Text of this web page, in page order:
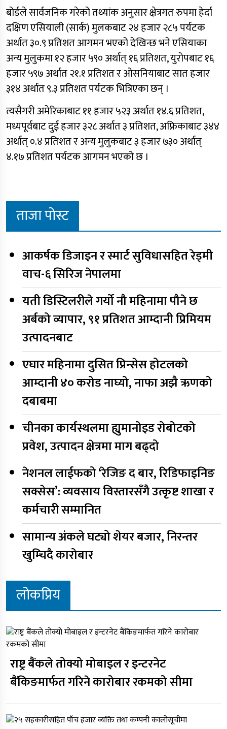
बोर्डले सार्वजनिक गरेको तथ्यांक अनुसार क्षेत्रगत रुपमा हेर्दा
दक्षिण एसियाली (सार्क) मुलकबाट २४ हजार २८५ पर्यटक
अर्थात ३०.९ प्रतिशत आगमन भएको देखिन्छ भने एसियाका
अन्य मुलुकमा १२ हजार ५९० अर्थात् १६ प्रतिशत, युरोपबाट १६
हजार ५९७ अर्थात २१.१ प्रतिशत र ओसनियाबाट सात हजार
३१४ अर्थात ९.३ प्रतिशत पर्यटक भित्रिएका छन् ।
त्यसैगरी अमेरिकाबाट ११ हजार ५२३ अर्थात १४.६ प्रतिशत,
मध्यपूर्वबाट दुई हजार ३२८ अर्थात ३ प्रतिशत, अफ्रिकाबाट ३४४
अर्थात् ०.४ प्रतिशत र अन्य मुलुकबाट ३ हजार ७३० अर्थात्
४.१७ प्रतिशत पर्यटक आगमन भएको छ ।
ताजा पोस्ट
आकर्षक डिजाइन र स्मार्ट सुविधासहित रेड्मी
वाच-६ सिरिज नेपालमा
यती डिस्टिलरीले गर्यो नौ महिनामा पौने छ
अर्बको व्यापार, ९१ प्रतिशत आम्दानी प्रिमियम
उत्पादनबाट
एघार महिनामा दुसित प्रिन्सेस होटलको
आम्दानी ४० करोड नाघ्यो, नाफा अझै ऋणको
दबाबमा
चीनका कार्यस्थलमा ह्युमानोइड रोबोटको
प्रवेश, उत्पादन क्षेत्रमा माग बढ्दो
नेशनल लाईफको ‘रेजिङ द बार, रिडिफाइनिङ
सक्सेस’: व्यवसाय विस्तारसँगै उत्कृष्ट शाखा र
कर्मचारी सम्मानित
सामान्य अंकले घट्यो शेयर बजार, निरन्तर
खुम्चिदै कारोबार
लोकप्रिय
राष्ट्र बैंकले तोक्यो मोबाइल र इन्टरनेट
बैंकिङमार्फत गरिने कारोबार रकमको सीमा